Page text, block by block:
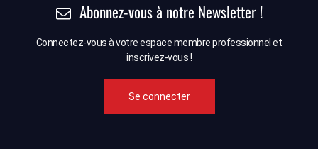
Abonnez-vous à notre Newsletter !
Connectez-vous à votre espace membre professionnel et
inscrivez-vous !
Se connecter